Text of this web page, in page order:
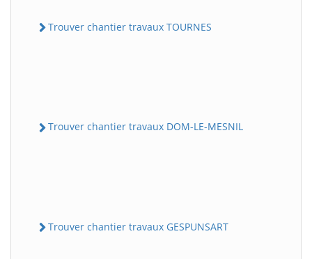
Trouver chantier travaux TOURNES
Trouver chantier travaux DOM-LE-MESNIL
Trouver chantier travaux GESPUNSART